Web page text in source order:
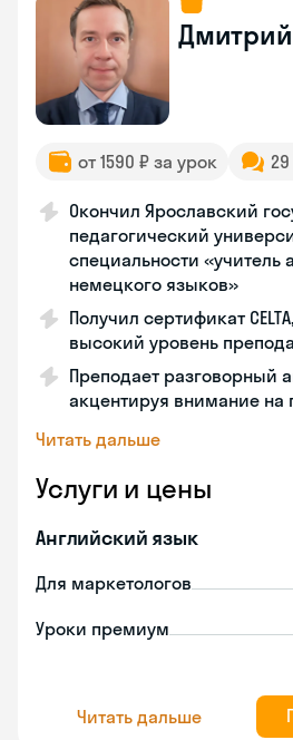
Дмитрий
от 1590 ₽ за урок
Окончил Ярославский
педагогический
специальности «учитель
немецкого языков»
Получил сертификат
высокий уровень
Преподает разговорный
акцентируя внимание на
Читать дальше
Услуги и цены
Английский язык
Для маркетологов
Уроки премиум
Читать дальше